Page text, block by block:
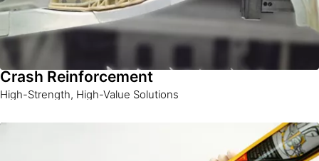
Crash Reinforcement
High-Strength, High-Value Solutions